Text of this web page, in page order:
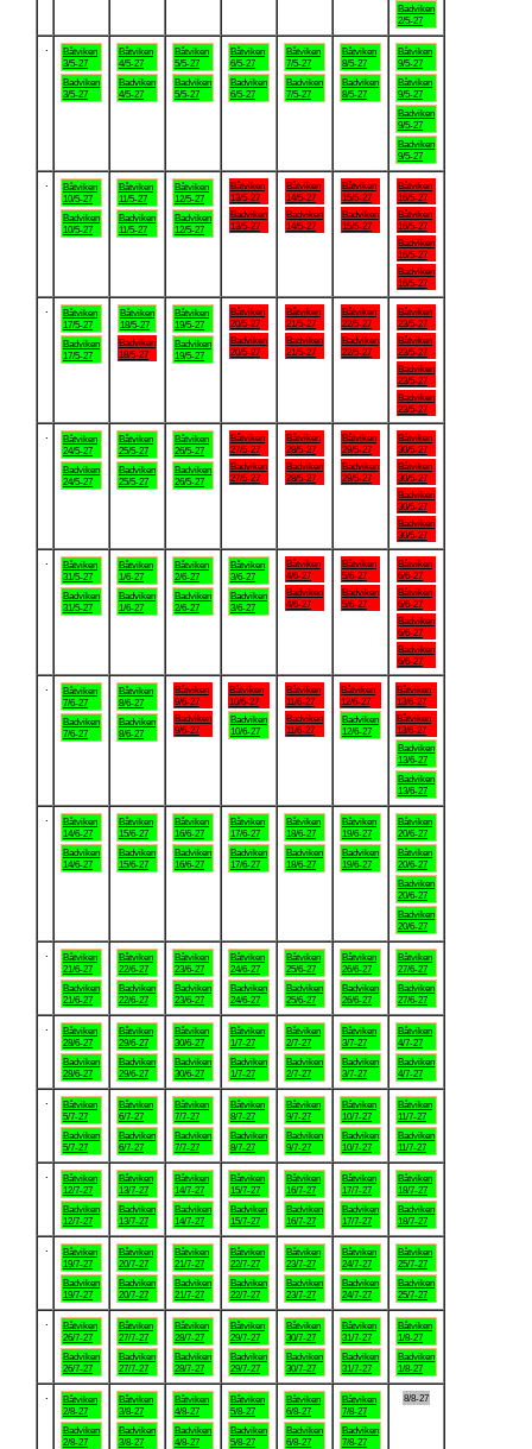
Badviken
2/5-27
Båtviken
3/5-27
Badviken
3/5-27
Båtviken
4/5-27
Badviken
4/5-27
Båtviken
5/5-27
Badviken
5/5-27
Båtviken
6/5-27
Badviken
6/5-27
Båtviken
7/5-27
Badviken
7/5-27
Båtviken
8/5-27
Badviken
8/5-27
Båtviken
9/5-27
Båtviken
9/5-27
Badviken
9/5-27
Badviken
9/5-27
Båtviken
10/5-27
Badviken
10/5-27
Båtviken
11/5-27
Badviken
11/5-27
Båtviken
12/5-27
Badviken
12/5-27
Båtviken
13/5-27
Badviken
13/5-27
Båtviken
14/5-27
Badviken
14/5-27
Båtviken
15/5-27
Badviken
15/5-27
Båtviken
16/5-27
Båtviken
16/5-27
Badviken
16/5-27
Badviken
16/5-27
Båtviken
17/5-27
Badviken
17/5-27
Båtviken
18/5-27
Badviken
18/5-27
Båtviken
19/5-27
Badviken
19/5-27
Båtviken
20/5-27
Badviken
20/5-27
Båtviken
21/5-27
Badviken
21/5-27
Båtviken
22/5-27
Badviken
22/5-27
Båtviken
23/5-27
Båtviken
23/5-27
Badviken
23/5-27
Badviken
23/5-27
Båtviken
24/5-27
Badviken
24/5-27
Båtviken
25/5-27
Badviken
25/5-27
Båtviken
26/5-27
Badviken
26/5-27
Båtviken
27/5-27
Badviken
27/5-27
Båtviken
28/5-27
Badviken
28/5-27
Båtviken
29/5-27
Badviken
29/5-27
Båtviken
30/5-27
Båtviken
30/5-27
Badviken
30/5-27
Badviken
30/5-27
Båtviken
31/5-27
Badviken
31/5-27
Båtviken
1/6-27
Badviken
1/6-27
Båtviken
2/6-27
Badviken
2/6-27
Båtviken
3/6-27
Badviken
3/6-27
Båtviken
4/6-27
Badviken
4/6-27
Båtviken
5/6-27
Badviken
5/6-27
Båtviken
6/6-27
Båtviken
6/6-27
Badviken
6/6-27
Badviken
6/6-27
Båtviken
7/6-27
Badviken
7/6-27
Båtviken
8/6-27
Badviken
8/6-27
Båtviken
9/6-27
Badviken
9/6-27
Båtviken
10/6-27
Badviken
10/6-27
Båtviken
11/6-27
Badviken
11/6-27
Båtviken
12/6-27
Badviken
12/6-27
Båtviken
13/6-27
Båtviken
13/6-27
Badviken
13/6-27
Badviken
13/6-27
Båtviken
14/6-27
Badviken
14/6-27
Båtviken
15/6-27
Badviken
15/6-27
Båtviken
16/6-27
Badviken
16/6-27
Båtviken
17/6-27
Badviken
17/6-27
Båtviken
18/6-27
Badviken
18/6-27
Båtviken
19/6-27
Badviken
19/6-27
Båtviken
20/6-27
Båtviken
20/6-27
Badviken
20/6-27
Badviken
20/6-27
Båtviken
21/6-27
Badviken
21/6-27
Båtviken
22/6-27
Badviken
22/6-27
Båtviken
23/6-27
Badviken
23/6-27
Båtviken
24/6-27
Badviken
24/6-27
Båtviken
25/6-27
Badviken
25/6-27
Båtviken
26/6-27
Badviken
26/6-27
Båtviken
27/6-27
Badviken
27/6-27
Båtviken
28/6-27
Badviken
28/6-27
Båtviken
29/6-27
Badviken
29/6-27
Båtviken
30/6-27
Badviken
30/6-27
Båtviken
1/7-27
Badviken
1/7-27
Båtviken
2/7-27
Badviken
2/7-27
Båtviken
3/7-27
Badviken
3/7-27
Båtviken
4/7-27
Badviken
4/7-27
Båtviken
5/7-27
Badviken
5/7-27
Båtviken
6/7-27
Badviken
6/7-27
Båtviken
7/7-27
Badviken
7/7-27
Båtviken
8/7-27
Badviken
8/7-27
Båtviken
9/7-27
Badviken
9/7-27
Båtviken
10/7-27
Badviken
10/7-27
Båtviken
11/7-27
Badviken
11/7-27
Båtviken
12/7-27
Badviken
12/7-27
Båtviken
13/7-27
Badviken
13/7-27
Båtviken
14/7-27
Badviken
14/7-27
Båtviken
15/7-27
Badviken
15/7-27
Båtviken
16/7-27
Badviken
16/7-27
Båtviken
17/7-27
Badviken
17/7-27
Båtviken
18/7-27
Badviken
18/7-27
Båtviken
19/7-27
Badviken
19/7-27
Båtviken
20/7-27
Badviken
20/7-27
Båtviken
21/7-27
Badviken
21/7-27
Båtviken
22/7-27
Badviken
22/7-27
Båtviken
23/7-27
Badviken
23/7-27
Båtviken
24/7-27
Badviken
24/7-27
Båtviken
25/7-27
Badviken
25/7-27
Båtviken
26/7-27
Badviken
26/7-27
Båtviken
27/7-27
Badviken
27/7-27
Båtviken
28/7-27
Badviken
28/7-27
Båtviken
29/7-27
Badviken
29/7-27
Båtviken
30/7-27
Badviken
30/7-27
Båtviken
31/7-27
Badviken
31/7-27
Båtviken
1/8-27
Badviken
1/8-27
Båtviken
2/8-27
Badviken
2/8-27
Båtviken
3/8-27
Badviken
3/8-27
Båtviken
4/8-27
Badviken
4/8-27
Båtviken
5/8-27
Badviken
5/8-27
Båtviken
6/8-27
Badviken
6/8-27
Båtviken
7/8-27
Badviken
7/8-27
8/8-27